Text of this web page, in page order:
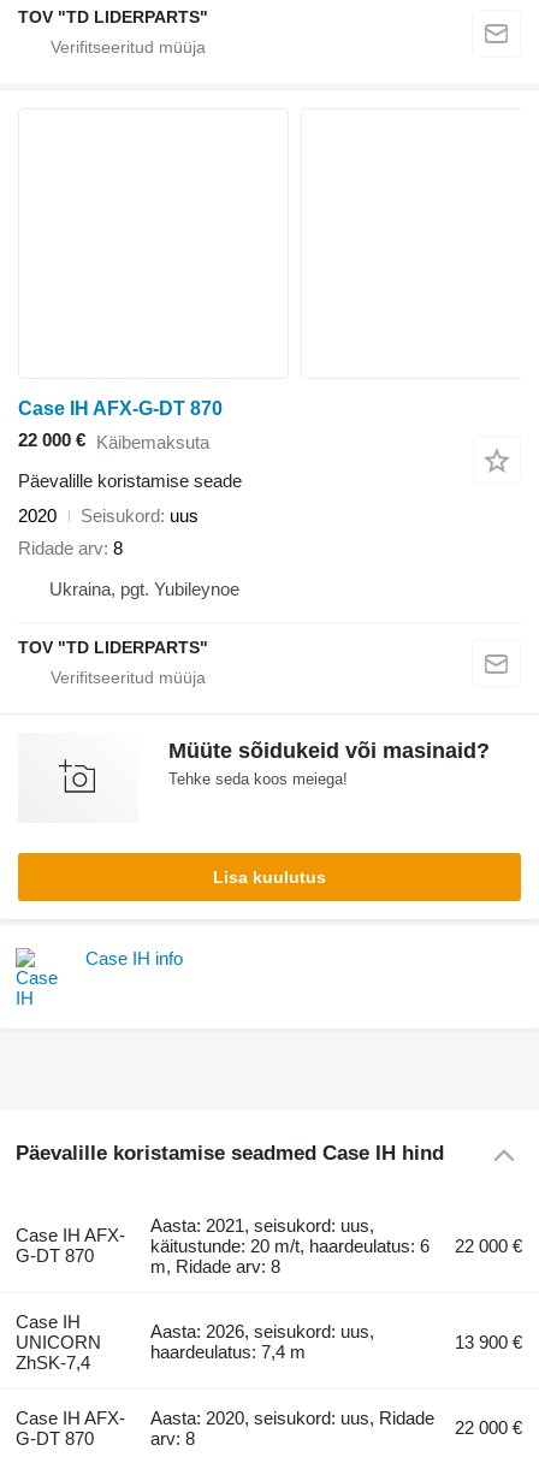
TOV "TD LIDERPARTS"
Case IH AFX-G-DT 870
22 000 € Käibemaksuta
Päevalille koristamise seade
2020
Seisukord
uus
Ridade arv 8
Ukraina, pgt. Yubileynoe
TOV "TD LIDERPARTS"
Müüte sõidukeid või masinaid?
Tehke seda koos meiega!
Lisa kuulutus
Case IH info
Päevalille koristamise seadmed Case IH hind
Case IH AFX-
G-DT 870
Aasta: 2021, seisukord: uus,
käitustunde: 20 m/t, haardeulatus: 6
m, Ridade arv: 8
22 000 €
Case IH
UNICORN
ZhSK-7,4
Aasta: 2026, seisukord: uus,
haardeulatus: 7,4 m
13 900 €
Case IH AFX-
G-DT 870
Aasta: 2020, seisukord: uus, Ridade
arv: 8
22 000 €